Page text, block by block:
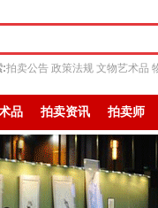
:拍卖公告 政策法规 文物艺术品
品 拍卖资讯 拍卖师